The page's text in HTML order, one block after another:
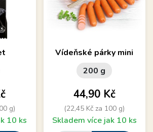
g)
10 ks
Vídeňské párky mini
200 g
Cena
44,90 Kč
(22,45 Kč za 100 g)
Skladem více jak 10 ks